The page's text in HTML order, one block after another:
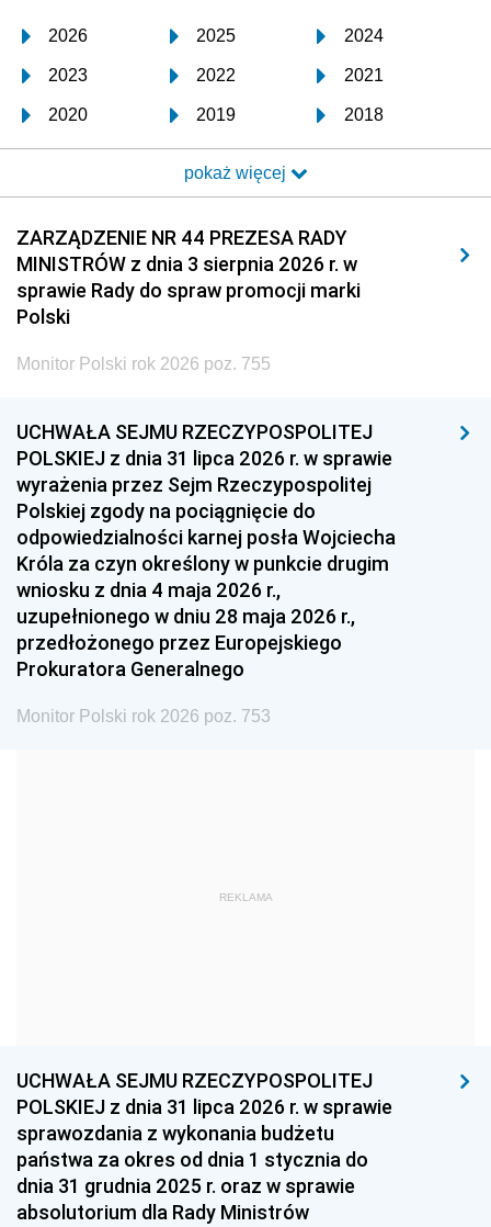
2026 2025 2024
2023 2022 2021
2020 2019 2018
2017 2016 2015
2014 2013 2012
2011 2010 2009
2008 2007 2006
2005
1996 1995 1994
1993 1992 1991
1990 1989
1987 1986 1985
1984 1983
1981 1980 1979
1978 1977
1975 1974
1959
1939 1938 1937
1936 1930
pokaż więcej
ZARZĄDZENIE NR 44 PREZESA RADY
MINISTRÓW z dnia 3 sierpnia 2026 r. w
sprawie Rady do spraw promocji marki
Polski
Monitor Polski rok 2026 poz. 755
UCHWAŁA SEJMU RZECZYPOSPOLITEJ
POLSKIEJ z dnia 31 lipca 2026 r. w sprawie
wyrażenia przez Sejm Rzeczypospolitej
Polskiej zgody na pociągnięcie do
odpowiedzialności karnej posła Wojciecha
Króla za czyn określony w punkcie drugim
wniosku z dnia 4 maja 2026 r.,
uzupełnionego w dniu 28 maja 2026 r.,
przedłożonego przez Europejskiego
Prokuratora Generalnego
Monitor Polski rok 2026 poz. 753
REKLAMA
UCHWAŁA SEJMU RZECZYPOSPOLITEJ
POLSKIEJ z dnia 31 lipca 2026 r. w sprawie
sprawozdania z wykonania budżetu
państwa za okres od dnia 1 stycznia do
dnia 31 grudnia 2025 r. oraz w sprawie
absolutorium dla Rady Ministrów